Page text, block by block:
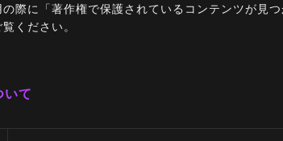
際に「著作権で保護されているコンテンツが見
ください。
いて